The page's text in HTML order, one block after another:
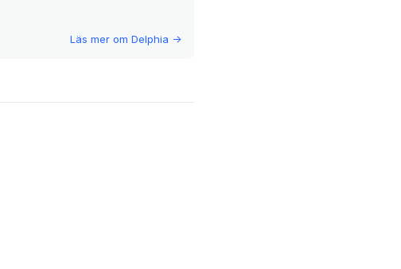
Läs mer om Delphia ->